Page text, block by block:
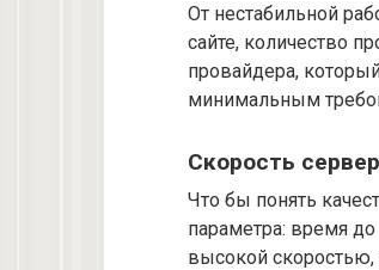
От нестабильной
сайте, количество
провайдера,
минимальным
Скорость
Что бы понять
параметра: время
высокой скоростью,